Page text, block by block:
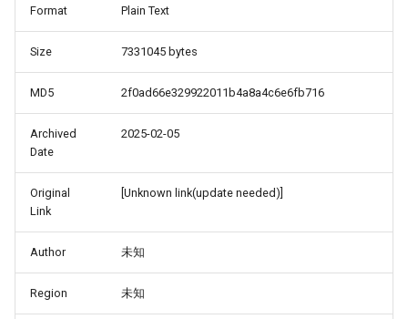
Format Plain Text
Size 7331045 bytes
MD5 2f0ad66e329922011b4a8a4c6e6fb716
Archived
Date
2025-02-05
Original
Link
[Unknown link(update needed)]
Author 未知
Region 未知